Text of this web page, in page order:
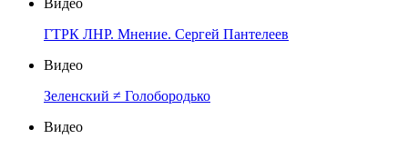
Видео
ГТРК ЛНР. Мнение. Сергей Пантелеев
Видео
Зеленский ≠ Голобородько
Видео